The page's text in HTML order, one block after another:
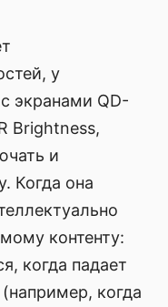
у
экранами QD-
Brightness,
и
Когда она
контенту:
когда падает
когда